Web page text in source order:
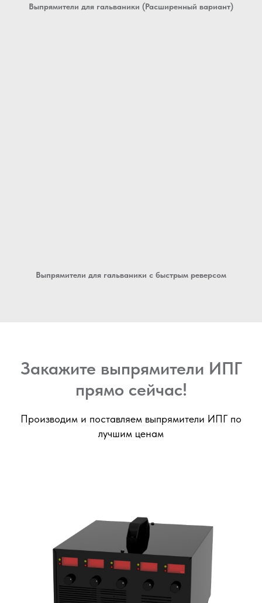
Выпрямители для гальваники (Расширенный вариант)
Выпрямители для гальваники с быстрым реверсом
Закажите выпрямители ИПГ
прямо сейчас!
Производим и поставляем выпрямители ИПГ по
лучшим ценам